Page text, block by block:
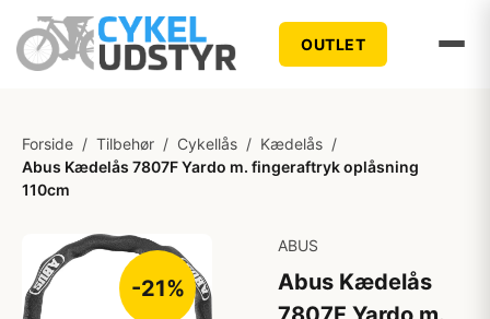
OUTLET
Forside / Tilbehør / Cykellås / Kædelås /
Abus Kædelås 7807F Yardo m. fingeraftryk oplåsning
110cm
-21%
ABUS
Abus Kædelås